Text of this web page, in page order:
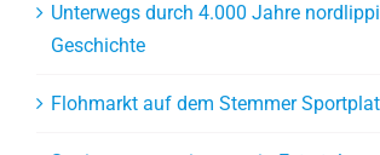
Unterwegs durch 4.000 Jahre
Geschichte
Flohmarkt auf dem Stemmer